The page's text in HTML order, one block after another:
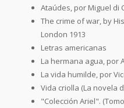
Ataúdes, por Miguel di
The crime of war, by
London 1913
Letras americanas
La hermana agua, por
La vida humilde, por
Vida criolla (La novela
"Colección Ariel".